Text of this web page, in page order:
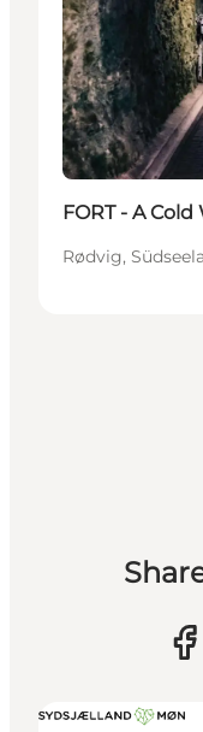
FORT - A
Rødvig,